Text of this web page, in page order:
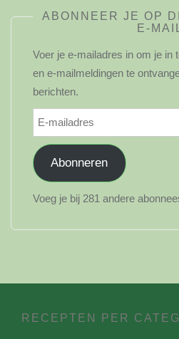
ABONNEER JE OP
E-MAIL
Voer je e-mailadres in om je in
en e-mailmeldingen te
berichten.
E-
mailadres
Abonneren
Voeg je bij 281 andere
RECEPTEN PER